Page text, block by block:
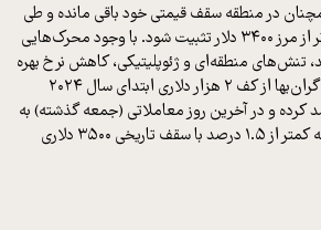
در منطقه سقف قیمتی خود باقی مانده و طی
پنج نوبت اخیر نتوانسته بالاتر از مرز ۳۴۰۰ دلار تثبیت شود. با وجود محرک‌هایی
تنش‌های منطقه‌ای و ژئوپلیتیکی، کاهش نرخ بهره
و افزایش نرخ تورم، این فلز گران‌بها از کف ۲ هزار دلاری ابتدای سال ۲۰۲۴
۷۰ درصد رشد کرده و در آخرین روز معاملاتی (جمعه گذشته) به
۳۴۴۸.۵ دلار رسید؛ رقمی که کمتر از ۱.۵ درصد با سقف تاریخی ۳۵۰۰ دلاری